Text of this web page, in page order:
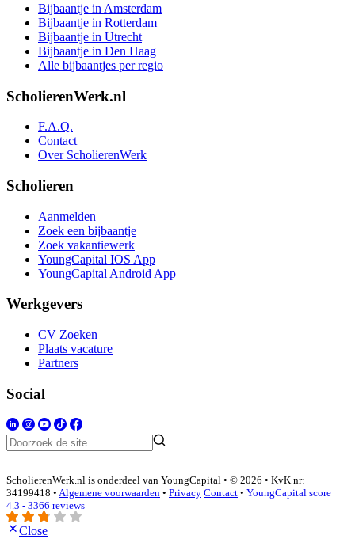
Bijbaantje in Amsterdam
Bijbaantje in Rotterdam
Bijbaantje in Utrecht
Bijbaantje in Den Haag
Alle bijbaantjes per regio
ScholierenWerk.nl
F.A.Q.
Contact
Over ScholierenWerk
Scholieren
Aanmelden
Zoek een bijbaantje
Zoek vakantiewerk
YoungCapital IOS App
YoungCapital Android App
Werkgevers
CV Zoeken
Plaats vacature
Partners
Social
ScholierenWerk.nl is onderdeel van YoungCapital • © 2026 • KvK nr:
34199418 • Algemene voorwaarden • Privacy Contact • YoungCapital score
4.3 - 3366 reviews
Close